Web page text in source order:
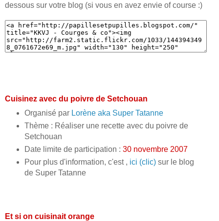
dessous sur votre blog (si vous en avez envie of course :)
Cuisinez avec du poivre de Setchouan
Organisé par Lorène aka Super Tatanne
Thème : Réaliser une recette avec du poivre de
Setchouan
Date limite de participation : 30 novembre 2007
Pour plus d'information, c'est , ici (clic)sur le blog
de Super Tatanne
Et si on cuisinait orange